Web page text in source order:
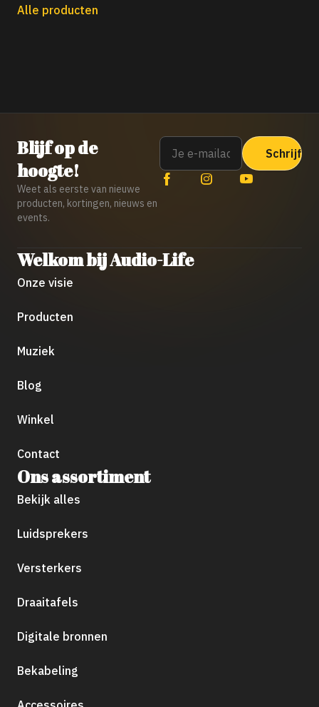
Alle producten
Blijf op de
hoogte!
Weet als eerste van nieuwe
producten, kortingen, nieuws en
events.
Email
Welkom bij Audio-Life
Onze visie
Producten
Muziek
Blog
Winkel
Contact
Ons assortiment
Bekijk alles
Luidsprekers
Versterkers
Draaitafels
Digitale bronnen
Bekabeling